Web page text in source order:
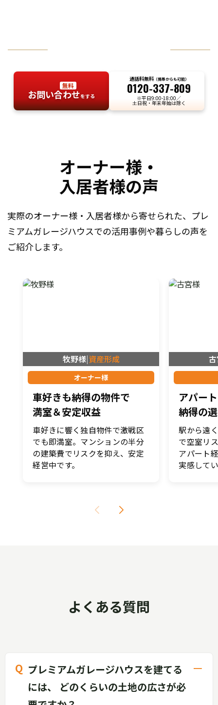
お問い合わせをする
無料
通話料無料（携帯からも可能）
0120-337-809
※平日9:00-18:00／
土日祝・年末年始は除く
オーナー様・
入居者様の声
実際のオーナー様・入居者様から寄せられた、 プレ
ミアムガレージハウスでの活用事例や暮らしの声を
ご紹介します。
牧野様|資産形成
オーナー様
車好きも納得の物件で
満室＆安定収益
車好きに響く独自物件で激戦区
でも即満室。マンションの半分
の建築費でリスクを抑え、安定
経営中です。
アパー
納得の
駅から遠
で空室リ
アパート
実感して
よくある質問
プレミアムガレージハウスを建てる
には、 どのくらいの土地の広さが必